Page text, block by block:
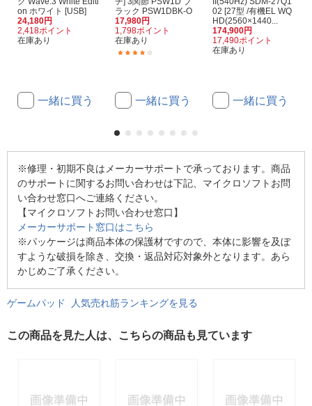
on ホワイト [USB]
24,180円
2,418ポイント
在庫あり
一緒に買う
ラック PSW1DBK-O
17,980円
1,798ポイント
在庫あり
一緒に買う
02 [27型 /有機EL WQ
HD(2560×1440...
174,900円
17,490ポイント
在庫あり
一緒に買う
※修理・初期不良はメーカーサポートで承っております。商品
のサポートに関するお問い合わせは下記、マイクロソフトお問
い合わせ窓口へご連絡ください。
【マイクロソフトお問い合わせ窓口】
メーカーサポート窓口はこちら
※パッケージは商品本体の保護材ですので、本体に影響を及ぼ
すような破損を除き、交換・返品対応対象外となります。あら
かじめご了承ください。
ゲームパッド 人気売れ筋ランキングを見る
この商品を見た人は、こちらの商品も見ています